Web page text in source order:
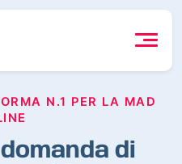
N.1 PER LA MAD
di